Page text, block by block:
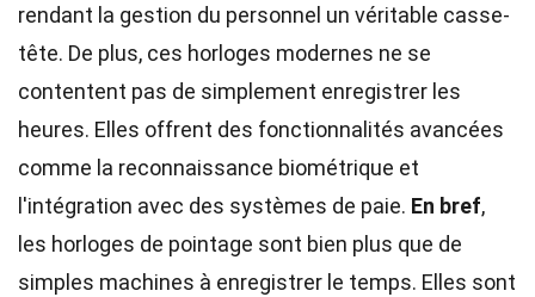
rendant la gestion du personnel un véritable casse-
tête. De plus, ces horloges modernes ne se
contentent pas de simplement enregistrer les
heures. Elles offrent des fonctionnalités avancées
comme la reconnaissance biométrique et
l'intégration avec des systèmes de paie. En bref,
les horloges de pointage sont bien plus que de
simples machines à enregistrer le temps. Elles sont